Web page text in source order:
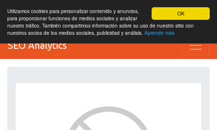
OK
Utilizamos cookies para personalizar contenido y anuncios,
para proporcionar funciones de medios sociales y analizar
nuestro tráfico. También compartimos información sobre su uso de nuestro sitio con
nuestros socios de los medios sociales, publicidad y análisis. Aprende más
SEO Analytics